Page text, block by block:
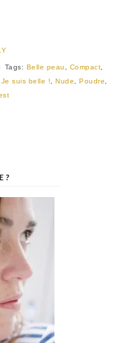
Tags: Belle peau Compact
Je suis belle ! Nude Poudre